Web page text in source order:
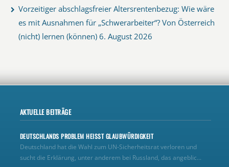
Vorzeitiger abschlagsfreier Altersrentenbezug: Wie wäre
es mit Ausnahmen für „Schwerarbeiter“? Von Österreich
(nicht) lernen (können) 6. August 2026
AKTUELLE BEITRÄGE
DEUTSCHLANDS PROBLEM HEISST GLAUBWÜRDIGKEIT
Deutschland hat die Wahl zum UN‑Sicherheitsrat verloren und
sucht die Erklärung, unter anderem bei Russland, das angeblic...